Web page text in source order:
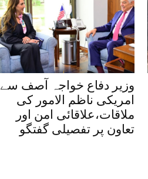
وزیر دفاع خواجہ آصف سے
امریکی ناظم الامور کی
ملاقات،علاقائی امن اور
تعاون پر تفصیلی گفتگو